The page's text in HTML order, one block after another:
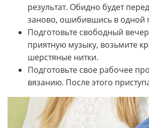
результат. Обидно будет
заново, ошибившись в одной
Подготовьте свободный
приятную музыку, возьмите
шерстяные нитки.
Подготовьте свое рабочее
вязанию. После этого